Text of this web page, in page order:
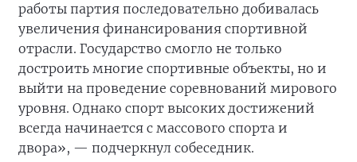
работы партия последовательно добивалась
увеличения финансирования спортивной
отрасли. Государство смогло не только
достроить многие спортивные объекты, но и
выйти на проведение соревнований мирового
уровня. Однако спорт высоких достижений
всегда начинается с массового спорта и
двора», — подчеркнул собеседник.